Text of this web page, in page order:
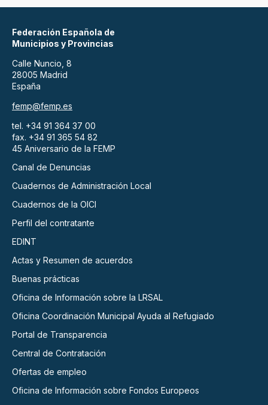
Federación Española de
Municipios y Provincias
Calle Nuncio, 8
28005 Madrid
España
femp@femp.es
tel. +34 91 364 37 00
fax. +34 91 365 54 82
45 Aniversario de la FEMP
Canal de Denuncias
Cuadernos de Administración Local
Cuadernos de la OICI
Perfil del contratante
EDINT
Actas y Resumen de acuerdos
Buenas prácticas
Oficina de Información sobre la LRSAL
Oficina Coordinación Municipal Ayuda al Refugiado
Portal de Transparencia
Central de Contratación
Ofertas de empleo
Oficina de Información sobre Fondos Europeos